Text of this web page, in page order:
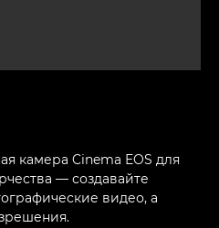
камера Cinema EOS для
— создавайте
видео, а